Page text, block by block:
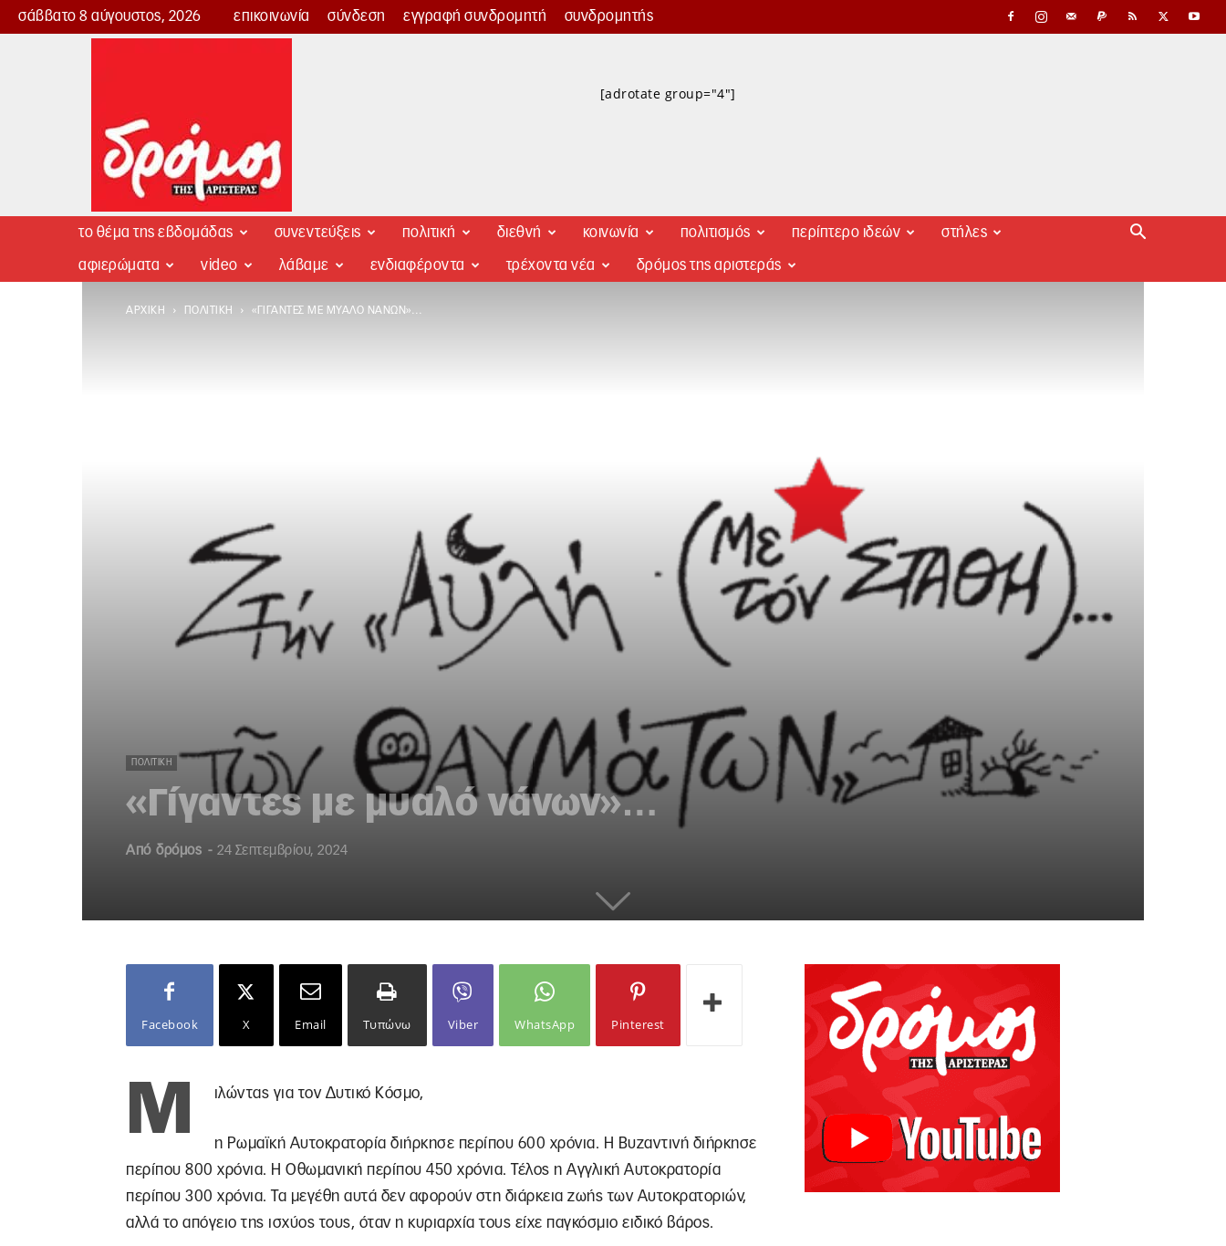
σάββατο 8 αύγουστος, 2026 επικοινωνία σύνδεση εγγραφή συνδρομητή συνδρομητής
Δρόμος
[adrotate group="4"]
το θέμα της εβδομάδας συνεντεύξεις πολιτική διεθνή κοινωνία πολιτισμός περίπτερο ιδεών στήλες
αφιερώματα video λάβαμε ενδιαφέροντα τρέχοντα νέα δρόμος της αριστεράς
ΑΡΧΙΚΉ ΠΟΛΙΤΙΚΉ «ΓΊΓΑΝΤΕΣ ΜΕ ΜΥΑΛΌ ΝΆΝΩΝ»…
ΠΟΛΙΤΙΚΉ
«Γίγαντες με μυαλό νάνων»…
Από δρόμος - 24 Σεπτεμβρίου, 2024
Facebook X Email Τυπώνω Viber WhatsApp Pinterest
Μ ιλώντας για τον Δυτικό Κόσμο,
η Ρωμαϊκή Αυτοκρατορία διήρκησε περίπου 600 χρόνια. Η Βυζαντινή διήρκησε
περίπου 800 χρόνια. Η Οθωμανική περίπου 450 χρόνια. Τέλος η Αγγλική Αυτοκρατορία
περίπου 300 χρόνια. Τα μεγέθη αυτά δεν αφορούν στη διάρκεια ζωής των Αυτοκρατοριών,
αλλά το απόγειο της ισχύος τους, όταν η κυριαρχία τους είχε παγκόσμιο ειδικό βάρος.